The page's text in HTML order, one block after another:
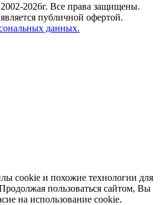
2026г. Все права защищены.
публичной офертой.
данных.
cookie и похожие технологии для
пользоваться сайтом, Вы
на использование cookie.